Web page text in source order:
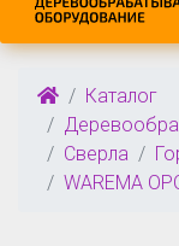
Каталог
Сверла
WAREMA